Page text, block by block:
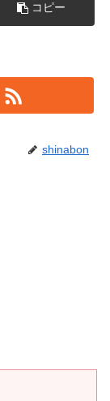
コピー
shinabon